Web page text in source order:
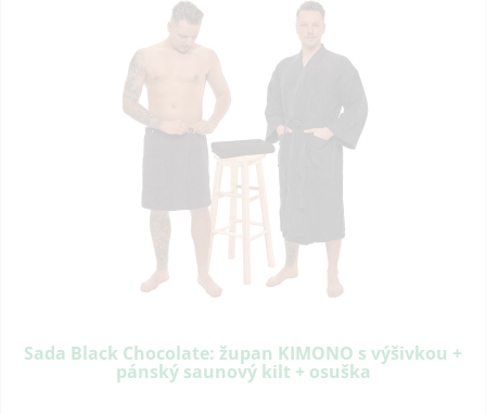
Sada Black Chocolate: župan KIMONO s výšivkou +
pánský saunový kilt + osuška